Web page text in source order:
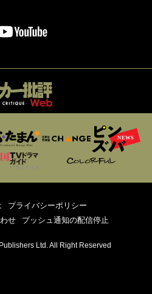
プライバシーポリシー
せ プッシュ通知の配信停止
Ltd. All Right Reserved